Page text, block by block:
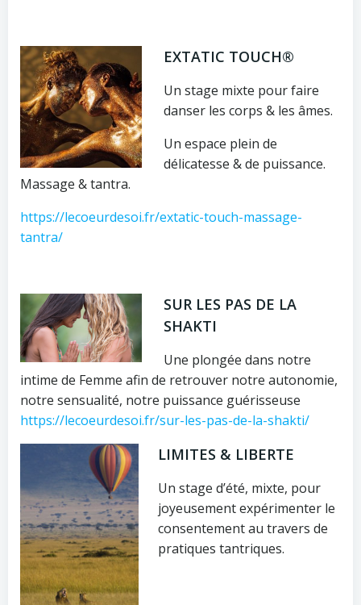
EXTATIC TOUCH®
Un stage mixte pour faire
danser les corps & les âmes.
Un espace plein de
délicatesse & de puissance.
Massage & tantra.
https://lecoeurdesoi.fr/extatic-touch-massage-
tantra/
SUR LES PAS DE LA
SHAKTI
Une plongée dans notre
intime de Femme afin de retrouver notre autonomie,
notre sensualité, notre puissance guérisseuse
https://lecoeurdesoi.fr/sur-les-pas-de-la-shakti/
LIMITES & LIBERTE
Un stage d’été, mixte, pour
joyeusement expérimenter le
consentement au travers de
pratiques tantriques.